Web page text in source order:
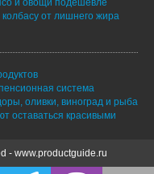
и овощи подешевле
от лишнего жира
система
оливки, виноград и рыба
оставаться красивыми
- www.productguide.ru